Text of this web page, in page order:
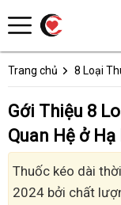
Trang chủ 8 Loại
Gới Thiệu 8
Quan Hệ ở
Thuốc kéo dài
2024 bởi chất